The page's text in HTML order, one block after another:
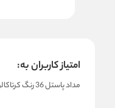
امتیاز کاربران به:
مداد پاستل 36 رنگ کرتاکالر مدل پاستل مدادی 47037 به همراه کیف جامدادی